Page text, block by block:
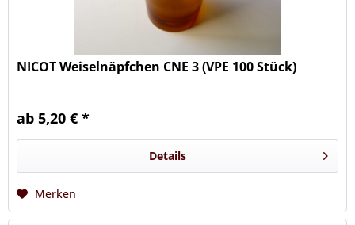
NICOT Weiselnäpfchen CNE 3 (VPE 100 Stück)
ab 5,20 € *
Details
Merken